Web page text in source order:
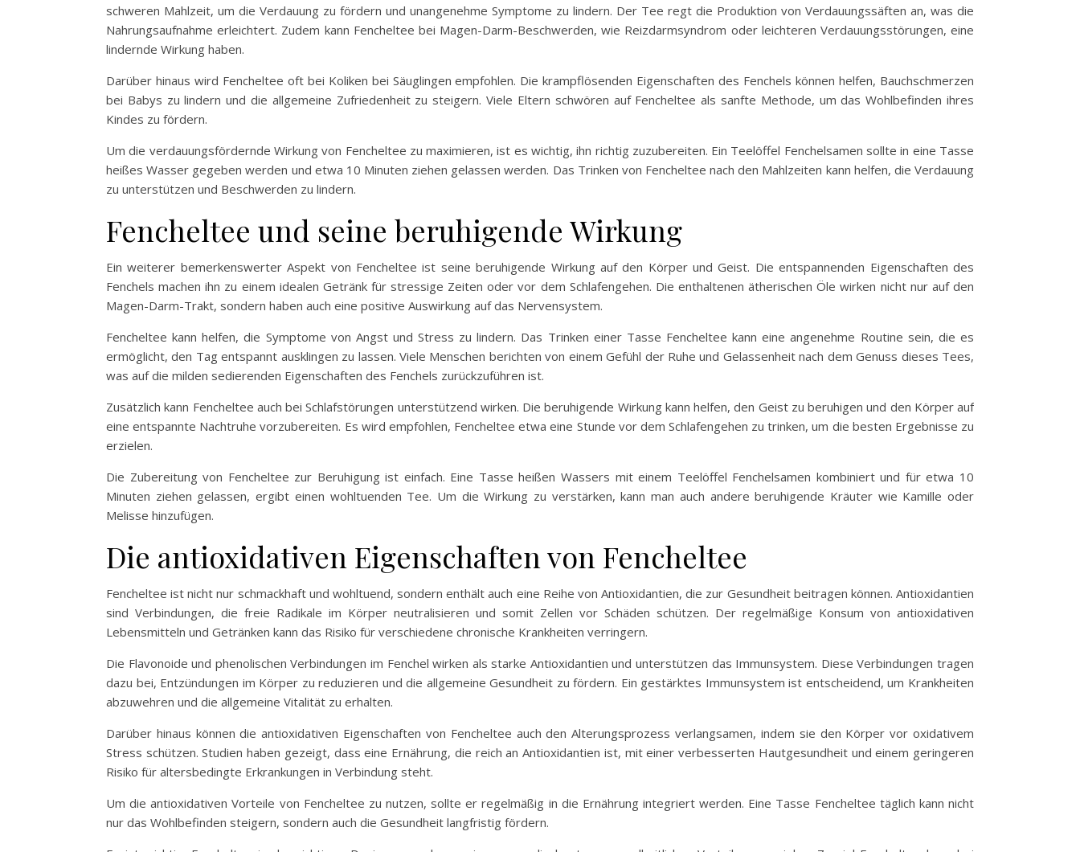
schweren Mahlzeit, um die Verdauung zu fördern und unangenehme Symptome zu lindern. Der Tee regt die Produktion von Verdauungssäften an, was die
Nahrungsaufnahme erleichtert. Zudem kann Fencheltee bei Magen-Darm-Beschwerden, wie Reizdarmsyndrom oder leichteren Verdauungsstörungen, eine
lindernde Wirkung haben.
Darüber hinaus wird Fencheltee oft bei Koliken bei Säuglingen empfohlen. Die krampflösenden Eigenschaften des Fenchels können helfen, Bauchschmerzen
bei Babys zu lindern und die allgemeine Zufriedenheit zu steigern. Viele Eltern schwören auf Fencheltee als sanfte Methode, um das Wohlbefinden ihres
Kindes zu fördern.
Um die verdauungsfördernde Wirkung von Fencheltee zu maximieren, ist es wichtig, ihn richtig zuzubereiten. Ein Teelöffel Fenchelsamen sollte in eine Tasse
heißes Wasser gegeben werden und etwa 10 Minuten ziehen gelassen werden. Das Trinken von Fencheltee nach den Mahlzeiten kann helfen, die Verdauung
zu unterstützen und Beschwerden zu lindern.
Fencheltee und seine beruhigende Wirkung
Ein weiterer bemerkenswerter Aspekt von Fencheltee ist seine beruhigende Wirkung auf den Körper und Geist. Die entspannenden Eigenschaften des
Fenchels machen ihn zu einem idealen Getränk für stressige Zeiten oder vor dem Schlafengehen. Die enthaltenen ätherischen Öle wirken nicht nur auf den
Magen-Darm-Trakt, sondern haben auch eine positive Auswirkung auf das Nervensystem.
Fencheltee kann helfen, die Symptome von Angst und Stress zu lindern. Das Trinken einer Tasse Fencheltee kann eine angenehme Routine sein, die es
ermöglicht, den Tag entspannt ausklingen zu lassen. Viele Menschen berichten von einem Gefühl der Ruhe und Gelassenheit nach dem Genuss dieses Tees,
was auf die milden sedierenden Eigenschaften des Fenchels zurückzuführen ist.
Zusätzlich kann Fencheltee auch bei Schlafstörungen unterstützend wirken. Die beruhigende Wirkung kann helfen, den Geist zu beruhigen und den Körper auf
eine entspannte Nachtruhe vorzubereiten. Es wird empfohlen, Fencheltee etwa eine Stunde vor dem Schlafengehen zu trinken, um die besten Ergebnisse zu
erzielen.
Die Zubereitung von Fencheltee zur Beruhigung ist einfach. Eine Tasse heißen Wassers mit einem Teelöffel Fenchelsamen kombiniert und für etwa 10
Minuten ziehen gelassen, ergibt einen wohltuenden Tee. Um die Wirkung zu verstärken, kann man auch andere beruhigende Kräuter wie Kamille oder
Melisse hinzufügen.
Die antioxidativen Eigenschaften von Fencheltee
Fencheltee ist nicht nur schmackhaft und wohltuend, sondern enthält auch eine Reihe von Antioxidantien, die zur Gesundheit beitragen können. Antioxidantien
sind Verbindungen, die freie Radikale im Körper neutralisieren und somit Zellen vor Schäden schützen. Der regelmäßige Konsum von antioxidativen
Lebensmitteln und Getränken kann das Risiko für verschiedene chronische Krankheiten verringern.
Die Flavonoide und phenolischen Verbindungen im Fenchel wirken als starke Antioxidantien und unterstützen das Immunsystem. Diese Verbindungen tragen
dazu bei, Entzündungen im Körper zu reduzieren und die allgemeine Gesundheit zu fördern. Ein gestärktes Immunsystem ist entscheidend, um Krankheiten
abzuwehren und die allgemeine Vitalität zu erhalten.
Darüber hinaus können die antioxidativen Eigenschaften von Fencheltee auch den Alterungsprozess verlangsamen, indem sie den Körper vor oxidativem
Stress schützen. Studien haben gezeigt, dass eine Ernährung, die reich an Antioxidantien ist, mit einer verbesserten Hautgesundheit und einem geringeren
Risiko für altersbedingte Erkrankungen in Verbindung steht.
Um die antioxidativen Vorteile von Fencheltee zu nutzen, sollte er regelmäßig in die Ernährung integriert werden. Eine Tasse Fencheltee täglich kann nicht
nur das Wohlbefinden steigern, sondern auch die Gesundheit langfristig fördern.